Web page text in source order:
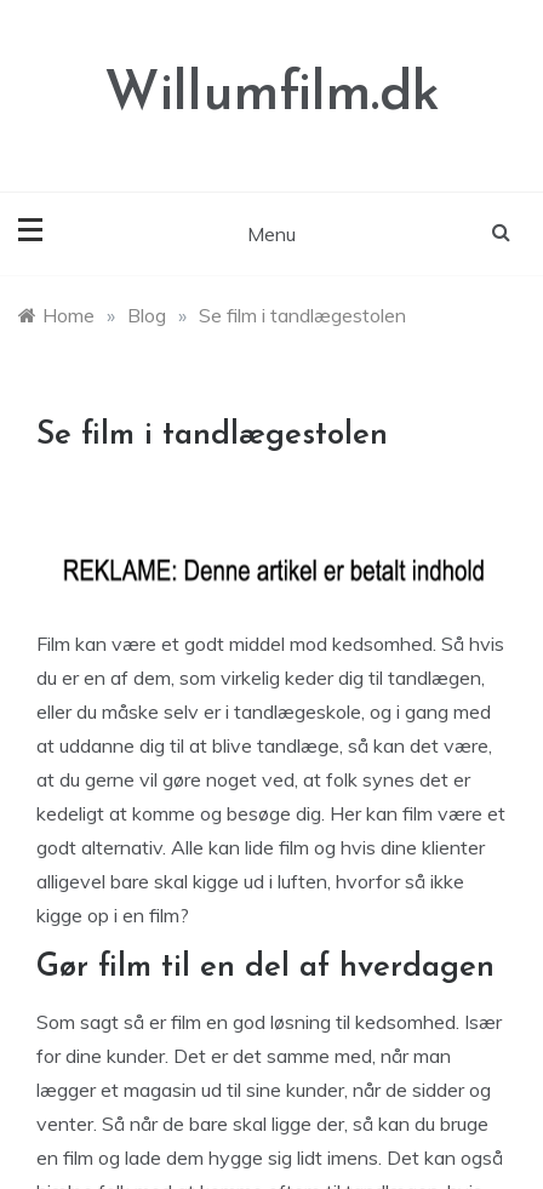
Willumfilm.dk
Menu
Home » Blog » Se film i tandlægestolen
Se film i tandlægestolen
Film kan være et godt middel mod kedsomhed. Så hvis
du er en af dem, som virkelig keder dig til tandlægen,
eller du måske selv er i tandlægeskole, og i gang med
at uddanne dig til at blive tandlæge, så kan det være,
at du gerne vil gøre noget ved, at folk synes det er
kedeligt at komme og besøge dig. Her kan film være et
godt alternativ. Alle kan lide film og hvis dine klienter
alligevel bare skal kigge ud i luften, hvorfor så ikke
kigge op i en film?
Gør film til en del af hverdagen
Som sagt så er film en god løsning til kedsomhed. Især
for dine kunder. Det er det samme med, når man
lægger et magasin ud til sine kunder, når de sidder og
venter. Så når de bare skal ligge der, så kan du bruge
en film og lade dem hygge sig lidt imens. Det kan også